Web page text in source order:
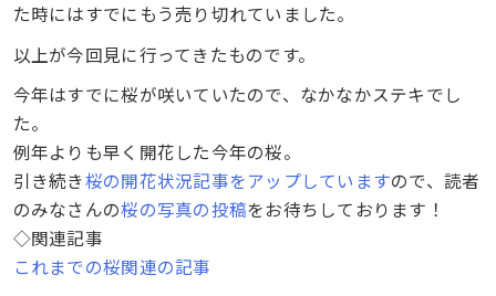
た時にはすでにもう売り切れていました。
以上が今回見に行ってきたものです。
今年はすでに桜が咲いていたので、なかなかステキでし
た。
例年よりも早く開花した今年の桜。
引き続き桜の開花状況記事をアップしていますので、読者
のみなさんの桜の写真の投稿をお待ちしております！
◇関連記事
これまでの桜関連の記事